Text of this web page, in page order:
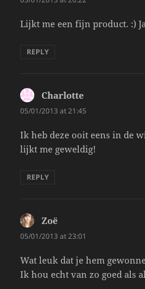
Lijkt me een fijn product. :)
REPLY
Charlotte
05/01/2013 at 21:45
Ik heb deze ooit eens in de
lijkt me geweldig!
REPLY
Zoë
05/01/2013 at 23:01
Wat leuk dat je hem
Ik hou echt van zo goed als